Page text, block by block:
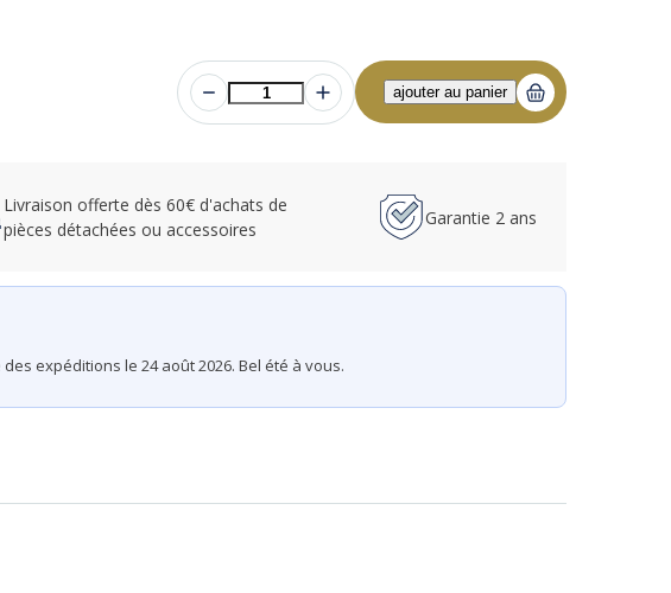
Livraison offerte dès 60€ d'achats de
pièces détachées ou accessoires
Garantie 2 ans
expéditions le 24 août 2026. Bel été à vous.